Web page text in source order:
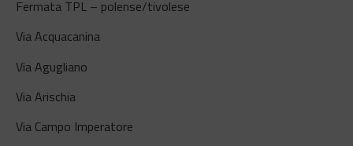
Fermata TPL – polense/tivolese
Via Acquacanina
Via Agugliano
Via Arischia
Via Campo Imperatore